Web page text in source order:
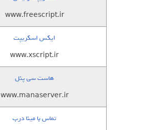
www.freescript.ir
ایکس اسکریپت
www.xscript.ir
هاست سی پنل
www.manaserver.ir
تماس با مینا درب